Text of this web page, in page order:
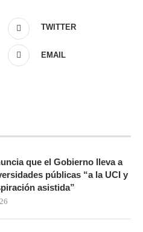
TWITTER
EMAIL
que el Gobierno lleva a
públicas “a la UCI y
asistida”